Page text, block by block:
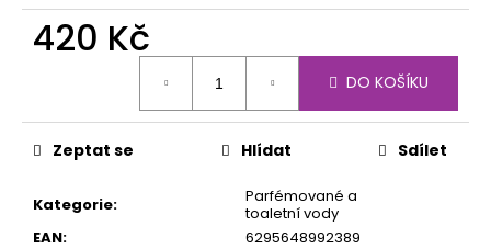
420 Kč
DO KOŠÍKU
Kategorie:
Parfémované a
toaletní vody
EAN:
6295648992389
Zeptat se Hlídat Sdílet
D
o
č